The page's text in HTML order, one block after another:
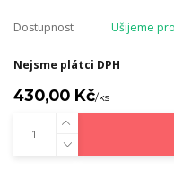
Dostupnost Ušijeme
Nejsme plátci DPH
430,00 Kč/ks